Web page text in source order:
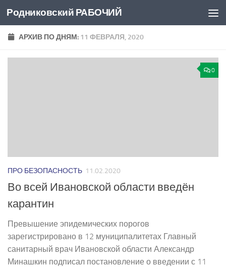
Перейти к содержимому
Родниковский РАБОЧИЙ
АРХИВ ПО ДНЯМ: 11 ФЕВРАЛЯ, 2020
0
ПРО БЕЗОПАСНОСТЬ 11.02.2020
Во всей Ивановской области введён
карантин
Превышение эпидемических порогов
зарегистрировано в 12 муниципалитетах Главный
санитарный врач Ивановской области Александр
Минашкин подписал постановление о введении с 11